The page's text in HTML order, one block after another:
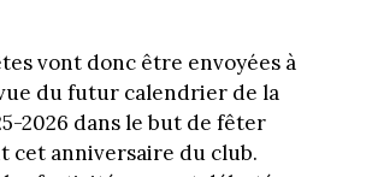
vont donc être envoyées à
du futur calendrier de la
2026 dans le but de fêter
cet anniversaire du club.